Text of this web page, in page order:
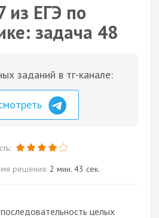
из ЕГЭ по
задача 48
заданий в тг-канале:
решения: 2 мин. 43 сек.
целых